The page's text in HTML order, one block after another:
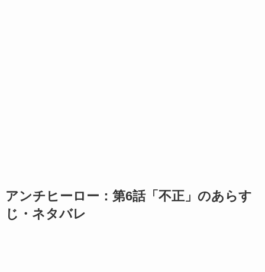
アンチヒーロー：第6話「不正」のあらす
じ・ネタバレ